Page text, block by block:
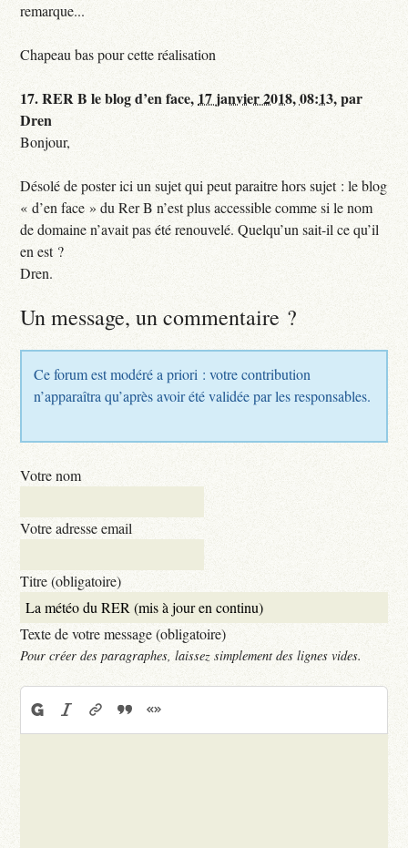
remarque...
Chapeau bas pour cette réalisation
17.RER B le blog d’en face, 17 janvier 2018, 08:13,par
Dren
Bonjour,
Désolé de poster ici un sujet qui peut paraitre hors sujet : le blog
« d’en face » du Rer B n’est plus accessible comme si le nom
de domaine n’avait pas été renouvelé. Quelqu’un sait-il ce qu’il
en est ?
Dren.
Un message, un commentaire ?
Ce forum est modéré a priori : votre contribution
n’apparaîtra qu’après avoir été validée par les responsables.
Votre nom
Votre adresse email
Titre (obligatoire)
Texte de votre message (obligatoire)
Pour créer des paragraphes, laissez simplement des lignes vides.